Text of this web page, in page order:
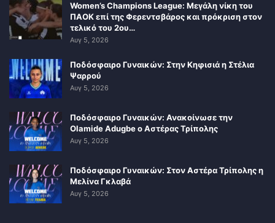
Women’s Champions League: Μεγάλη νίκη του
ΠΑΟΚ επί της Φερεντσβάρος και πρόκριση στον
τελικό του 2ου…
Αυγ 5, 2026
Ποδόσφαιρο Γυναικών: Στην Κηφισιά η Στέλια
Ψαρρού
Αυγ 5, 2026
Ποδόσφαιρο Γυναικών: Ανακοίνωσε την
Olamide Adugbe ο Αστέρας Τρίπολης
Αυγ 5, 2026
Ποδόσφαιρο Γυναικών: Στον Αστέρα Τρίπολης η
Μελίνα Γκλαβά
Αυγ 5, 2026